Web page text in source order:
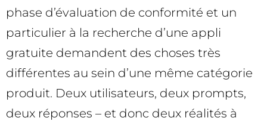
phase d’évaluation de conformité et un
particulier à la recherche d’une appli
gratuite demandent des choses très
différentes au sein d’une même catégorie
produit. Deux utilisateurs, deux prompts,
deux réponses – et donc deux réalités à